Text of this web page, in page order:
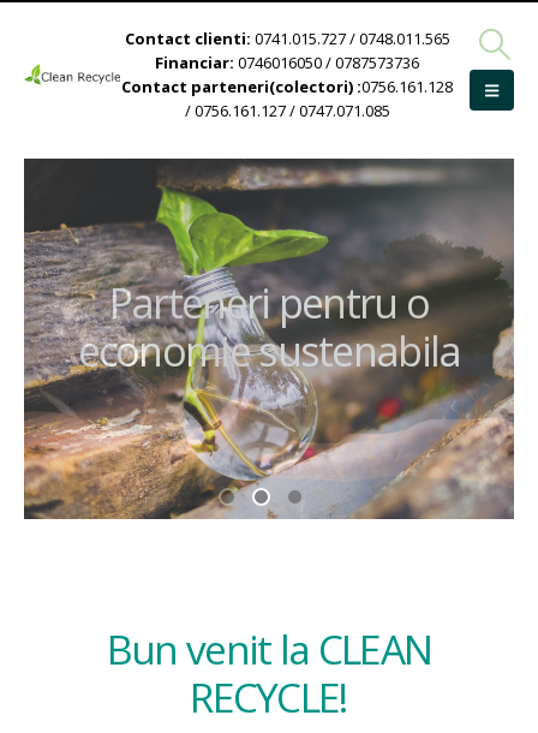
Contact clienti: 0741.015.727 / 0748.011.565
Financiar: 0746016050 / 0787573736
Contact parteneri(colectori) :0756.161.128
/ 0756.161.127 / 0747.071.085
Bun venit la CLEAN
RECYCLE!